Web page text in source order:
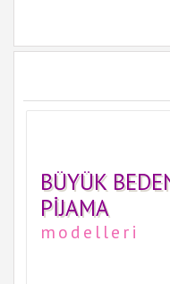
BÜYÜK
PIJAMA
modelleri